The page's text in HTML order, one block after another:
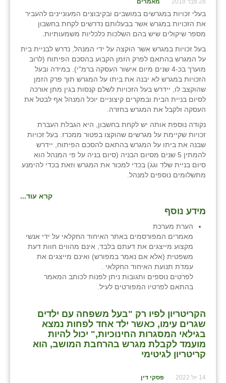
28 פבר 2018 מאמרים
בעלי זכויות במגרשים במושבים ובקיבוצים המעוניינים להעביר
את הזכויות במגרש אשר בבעלותם נדרשים לקחת בחשבון
מספר שיקולים שיש בהם השלכות כלכליות משמעותיות.
בעל זכויות במגרש אשר הוקצה על ידי המנהל, נדרש לבניית בית
על המגרש בהתאם לפרק הזמן הקבוע בהסכם הפיתוח (לרוב
מוערך בכ-4 שנים מיום אישור העסקה ברמ"י). במידה ובעל
הזכויות במגרש לא יבנה את ביתו על המגרש תוך פרק הזמן
שהוקצב לו, יידרש בעל הזכויות לשלם קנסות בגין מתן אורכה
לסיום בניית הבית ובמקרים קיצוניים יוכל המנהל אף לבטל את
העסקה ולקבל את המגרש בחזרה.
נקודה נוספת אותה יש לקחת בחשבון, היא הגבלת העברת
זכויות שקיימת על מגרשים שהוקצו בפטור ממכרז. בעל זכויות
שבנה את ביתו על המגרש בהתאם להסכם הפיתוח, יידרש
להמתין 5 שנים מסיום הבניה (סיום בניה על פי המנהל הוא
סיום בניית שלד וגג) בכדי למכור את המגרש וזאת בכדי להימנע
מתשלומים נוספים למנהל.
קרא עוד...
מידע נוסף
הערת מערכת
מאמרים המפורסמים באתר האיחוד החקלאי על ידי אנשי
מקצוע מייצגים את דעתם בלבד, אינם מהווים חוות דעת
משפטית (אלא אם נאמר במפורש) ואינם מייצגים את
עמדת תנועת האיחוד החקלאי .
לפרטים נוספים ותגובות ניתן לפנות לכותב המאמר
בהתאם לפרטיו המפורטים לעיל.
הקריטריון לפיו רק "בעל משפחה עם ילדים
שגרים עימו, כאשר ילד אחד לפחות נמצא
בגילאי המסגרות החינוכיות," יכול להיות
מועמד לקבלת מגרש בהרחבת המושב, הוא
קריטריון לגיטימי
14 יול 2022 פסקי דין
עמרים
קורנית
קלחים
רמות השבים
שדה צבי
בוסתן הגליל